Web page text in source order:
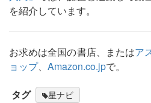
を紹介しています。
お求めは全国の書店、またはア
ョップ、 Amazon.co.jpで。
タグ 星ナビ